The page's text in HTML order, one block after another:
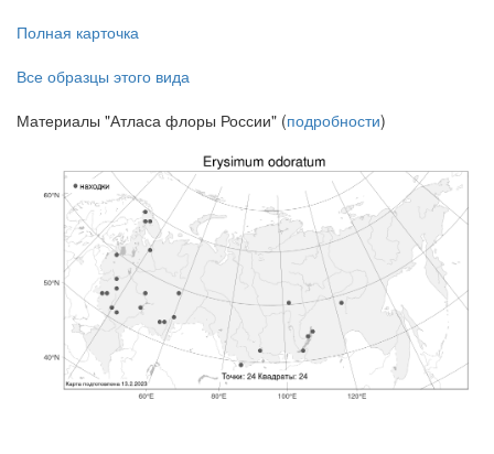
Полная карточка
Все образцы этого вида
Материалы "Атласа флоры России" (подробности)